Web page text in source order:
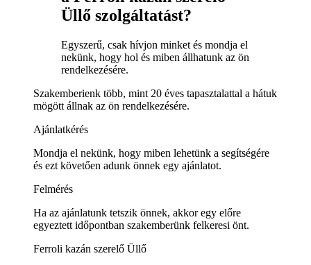
Üllő szolgáltatást?
Egyszerű, csak hívjon minket és mondja el
nekünk, hogy hol és miben állhatunk az ön
rendelkezésére.
Szakemberienk több, mint 20 éves tapasztalattal a hátuk
mögött állnak az ön rendelkezésére.
Ajánlatkérés
Mondja el nekünk, hogy miben lehetünk a segítségére
és ezt követően adunk önnek egy ajánlatot.
Felmérés
Ha az ajánlatunk tetszik önnek, akkor egy előre
egyeztett időpontban szakemberünk felkeresi önt.
Ferroli kazán szerelő Üllő